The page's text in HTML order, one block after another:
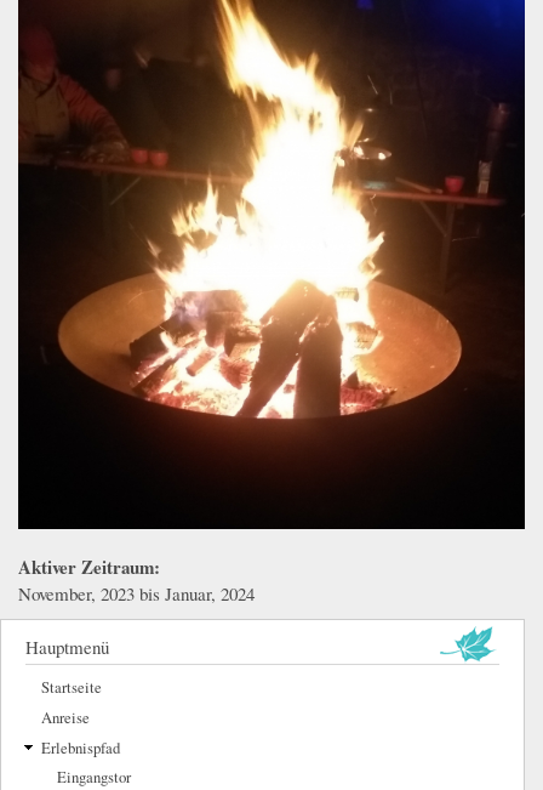
Aktiver Zeitraum:
November, 2023 bis Januar, 2024
Hauptmenü
Startseite
Anreise
Erlebnispfad
Eingangstor